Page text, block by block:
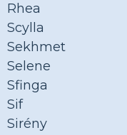
Rhea
Scylla
Sekhmet
Selene
Sfinga
Sif
Sirény